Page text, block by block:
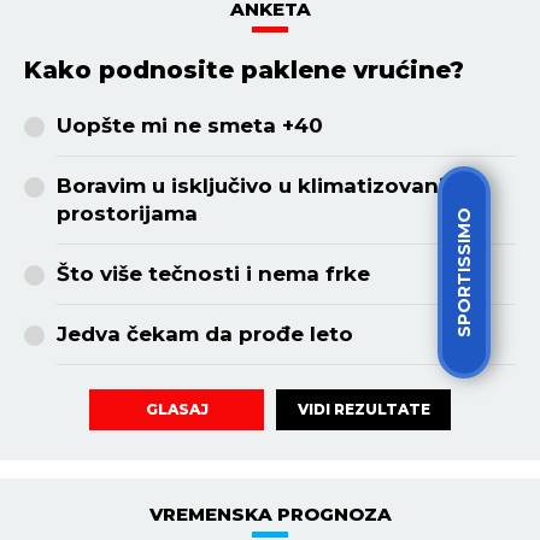
SPORTISSIMO
ANKETA
Kako podnosite paklene vrućine?
Uopšte mi ne smeta +40
Boravim u isključivo u klimatizovanim
prostorijama
Što više tečnosti i nema frke
Jedva čekam da prođe leto
GLASAJ VIDI REZULTATE
VREMENSKA PROGNOZA